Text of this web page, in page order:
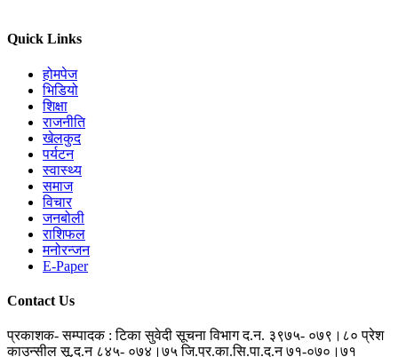
Quick Links
होमपेज
भिडियो
शिक्षा
राजनीति
खेलकुद
पर्यटन
स्वास्थ्य
समाज
विचार
जनबोली
राशिफल
मनोरन्जन
E-Paper
Contact Us
प्रकाशक- सम्पादक : टिका सुवेदी सूचना विभाग द.न. ३९७५- ०७९।८० प्रेश
काउन्सील सू.द.न ८४५- ०७४।७५ जि.प्र.का.सि.पा.द.न ७१-०७०।७१